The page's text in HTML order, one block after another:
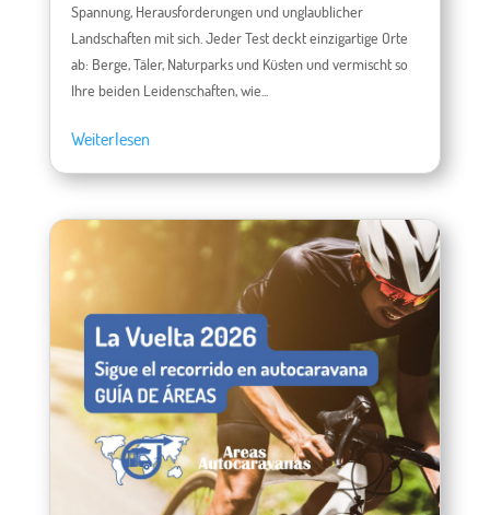
Spannung, Herausforderungen und unglaublicher
Landschaften mit sich. Jeder Test deckt einzigartige Orte
ab: Berge, Täler, Naturparks und Küsten und vermischt so
Ihre beiden Leidenschaften, wie...
Weiterlesen